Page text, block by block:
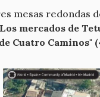
mesas redondas
mercados de
Cuatro Caminos"